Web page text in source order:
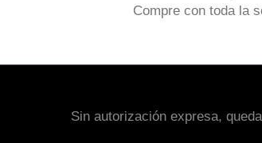
Compre con toda la
Sin autorización expresa,